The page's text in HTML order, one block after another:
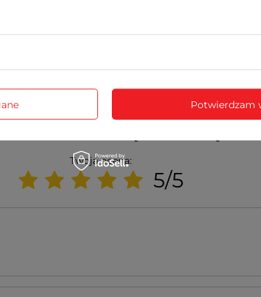
w języku polskim (dotyczy modeli funkcyjnych)
pośrednictwem sklepu
Twoja ocena:
5/5
Potwierdzam